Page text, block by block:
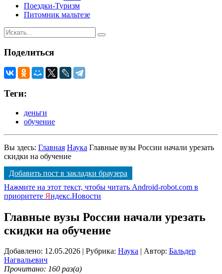
Поездки-Туризм
Питомник мальтезе
Поделиться
Теги:
деньги
обучение
Вы здесь: Главная Наука Главные вузы России начали урезать
скидки на обучение
Добавить пост в закладки браузера
Нажмите на этот текст, чтобы читать Android-robot.com в
приоритете Яндекс.Новости
Главные вузы России начали урезать
скидки на обучение
Добавлено: 12.05.2026 | Рубрика: Наука | Автор: Бальдер
Нагвальевич
Прочитано: 160 раз(а)